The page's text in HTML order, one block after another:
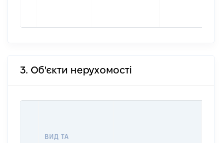
3. Об'єкти нерухомості
ВИД ТА